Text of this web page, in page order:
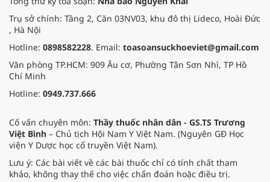
Trụ sở chính: Tầng 2, Căn 03NV03, khu đô thị Lideco, Hoài Đức
, Hà Nội
Hotline: 0898582228. Email: toasoansuckhoeviet@gmail.com
Văn phòng TP.HCM: 909 Âu cơ, Phường Tân Sơn Nhì, TP Hồ
Chí Minh
Hotline: 0949.737.666
Cố vấn chuyên môn: Thầy thuốc nhân dân - GS.TS Trương
Việt Bình – Chủ tịch Hội Nam Y Việt Nam. (Nguyên GĐ Học
viện Y Dược học cổ truyền Việt Nam).
Lưu ý: Các bài viết về các bài thuốc chỉ có tính chất tham
khảo, không thay thế cho việc chẩn đoán hoặc điều trị.